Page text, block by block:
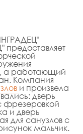
предоставляет
а работающий
Компания
и произвела
дверь
фрезеровкой
и дверь
для санузлов с
мальчик.